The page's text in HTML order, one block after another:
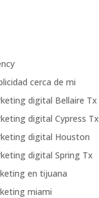
cerca de mi
digital Bellaire Tx
digital Cypress Tx
digital Houston
digital Spring Tx
en tijuana
miami